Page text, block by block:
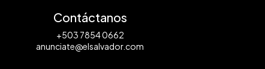
Contáctanos
+503 7854 0662
anunciate@elsalvador.com